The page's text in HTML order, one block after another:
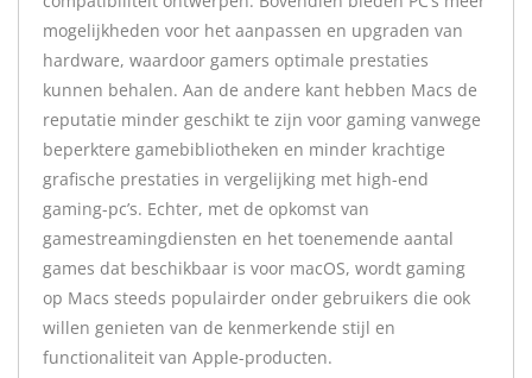
mogelijkheden voor het aanpassen en upgraden van
hardware, waardoor gamers optimale prestaties
kunnen behalen. Aan de andere kant hebben Macs de
reputatie minder geschikt te zijn voor gaming vanwege
beperktere gamebibliotheken en minder krachtige
grafische prestaties in vergelijking met high-end
gaming-pc’s. Echter, met de opkomst van
gamestreamingdiensten en het toenemende aantal
games dat beschikbaar is voor macOS, wordt gaming
op Macs steeds populairder onder gebruikers die ook
willen genieten van de kenmerkende stijl en
functionaliteit van Apple-producten.